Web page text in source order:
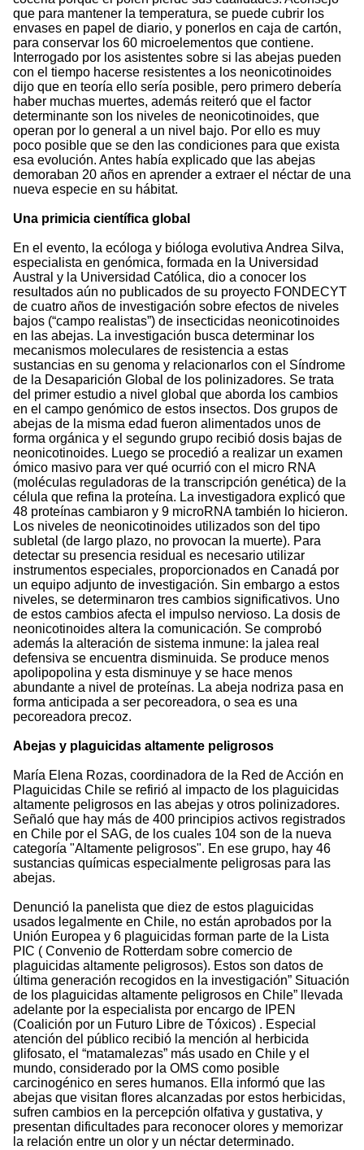
que para mantener la temperatura, se puede cubrir los
envases en papel de diario, y ponerlos en caja de cartón,
para conservar los 60 microelementos que contiene.
Interrogado por los asistentes sobre si las abejas pueden
con el tiempo hacerse resistentes a los neonicotinoides
dijo que en teoría ello sería posible, pero primero debería
haber muchas muertes, además reiteró que el factor
determinante son los niveles de neonicotinoides, que
operan por lo general a un nivel bajo. Por ello es muy
poco posible que se den las condiciones para que exista
esa evolución. Antes había explicado que las abejas
demoraban 20 años en aprender a extraer el néctar de una
nueva especie en su hábitat.
Una primicia científica global
En el evento, la ecóloga y bióloga evolutiva Andrea Silva,
especialista en genómica, formada en la Universidad
Austral y la Universidad Católica, dio a conocer los
resultados aún no publicados de su proyecto FONDECYT
de cuatro años de investigación sobre efectos de niveles
bajos (“campo realistas”) de insecticidas neonicotinoides
en las abejas. La investigación busca determinar los
mecanismos moleculares de resistencia a estas
sustancias en su genoma y relacionarlos con el Síndrome
de la Desaparición Global de los polinizadores. Se trata
del primer estudio a nivel global que aborda los cambios
en el campo genómico de estos insectos. Dos grupos de
abejas de la misma edad fueron alimentados unos de
forma orgánica y el segundo grupo recibió dosis bajas de
neonicotinoides. Luego se procedió a realizar un examen
ómico masivo para ver qué ocurrió con el micro RNA
(moléculas reguladoras de la transcripción genética) de la
célula que refina la proteína. La investigadora explicó que
48 proteínas cambiaron y 9 microRNA también lo hicieron.
Los niveles de neonicotinoides utilizados son del tipo
subletal (de largo plazo, no provocan la muerte). Para
detectar su presencia residual es necesario utilizar
instrumentos especiales, proporcionados en Canadá por
un equipo adjunto de investigación. Sin embargo a estos
niveles, se determinaron tres cambios significativos. Uno
de estos cambios afecta el impulso nervioso. La dosis de
neonicotinoides altera la comunicación. Se comprobó
además la alteración de sistema inmune: la jalea real
defensiva se encuentra disminuida. Se produce menos
apolipopolina y esta disminuye y se hace menos
abundante a nivel de proteínas. La abeja nodriza pasa en
forma anticipada a ser pecoreadora, o sea es una
pecoreadora precoz.
Abejas y plaguicidas altamente peligrosos
María Elena Rozas, coordinadora de la Red de Acción en
Plaguicidas Chile se refirió al impacto de los plaguicidas
altamente peligrosos en las abejas y otros polinizadores.
Señaló que hay más de 400 principios activos registrados
en Chile por el SAG, de los cuales 104 son de la nueva
categoría "Altamente peligrosos". En ese grupo, hay 46
sustancias químicas especialmente peligrosas para las
abejas.
Denunció la panelista que diez de estos plaguicidas
usados legalmente en Chile, no están aprobados por la
Unión Europea y 6 plaguicidas forman parte de la Lista
PIC ( Convenio de Rotterdam sobre comercio de
plaguicidas altamente peligrosos). Estos son datos de
última generación recogidos en la investigación” Situación
de los plaguicidas altamente peligrosos en Chile” llevada
adelante por la especialista por encargo de IPEN
(Coalición por un Futuro Libre de Tóxicos) . Especial
atención del público recibió la mención al herbicida
glifosato, el “matamalezas” más usado en Chile y el
mundo, considerado por la OMS como posible
carcinogénico en seres humanos. Ella informó que las
abejas que visitan flores alcanzadas por estos herbicidas,
sufren cambios en la percepción olfativa y gustativa, y
presentan dificultades para reconocer olores y memorizar
la relación entre un olor y un néctar determinado.